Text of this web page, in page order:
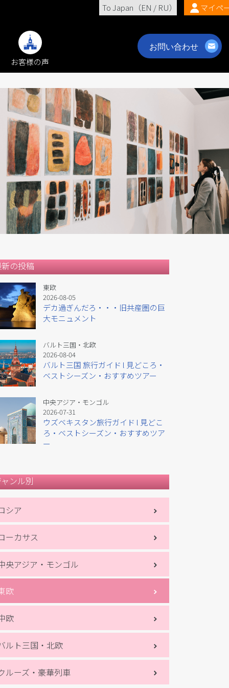
お客様の声
マイペ
To Japan（EN / RU）
の投稿
東欧
2026-08-05
デカ過ぎんだろ・・・旧共産圏の巨
大モニュメント
バルト三国・北欧
2026-08-04
バルト三国 旅行ガイド l 見どころ・
ベストシーズン・おすすめツアー
中央アジア・モンゴル
2026-07-31
ウズベキスタン旅行ガイド l 見どこ
ろ・ベストシーズン・おすすめツア
ー
ンル別
シア
ーカサス
央アジア・モンゴル
欧
欧
ルト三国・北欧
ルーズ・豪華列車